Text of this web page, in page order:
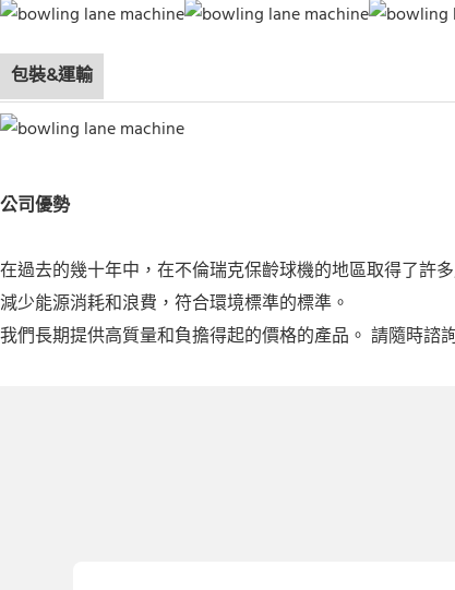
包裝&運輸
公司優勢
在過去的幾十年中，在不倫瑞克保齡球機的地區取得了許
減少能源消耗和浪費，符合環境標準的標準。
我們長期提供高質量和負擔得起的價格的產品。 請隨時諮